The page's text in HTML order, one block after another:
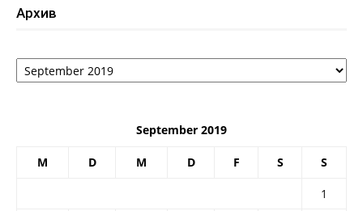
Архив
Архив
September 2019
M D M D F S S
1